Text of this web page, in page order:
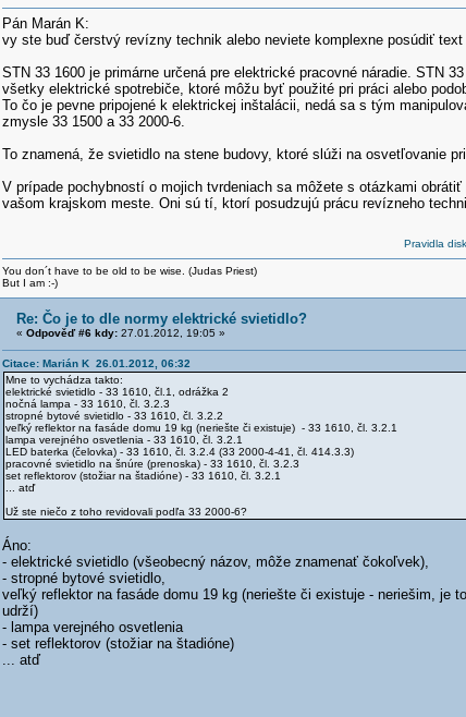
Pán Marán K:
vy ste buď čerstvý revízny technik alebo neviete komplexne posúdiť text
STN 33 1600 je primárne určená pre elektrické pracovné náradie. STN
všetky elektrické spotrebiče, ktoré môžu byť použité pri práci alebo
To čo je pevne pripojené k elektrickej inštalácii, nedá sa s tým
zmysle 33 1500 a 33 2000-6.
To znamená, že svietidlo na stene budovy, ktoré slúži na osvetľovanie
V prípade pochybností o mojich tvrdeniach sa môžete s otázkami
vašom krajskom meste. Oni sú tí, ktorí posudzujú prácu revízneho
Pravidla
You don´t have to be old to be wise. (Judas Priest)
But I am :-)
Re: Čo je to dle normy elektrické svietidlo?
« Odpověď #6 kdy:27.01.2012, 19:05 »
Citace: Marián K 26.01.2012, 06:32
Mne to vychádza takto:
elektrické svietidlo - 33 1610, čl.1, odrážka 2
nočná lampa - 33 1610, čl. 3.2.3
stropné bytové svietidlo - 33 1610, čl. 3.2.2
veľký reflektor na fasáde domu 19 kg (neriešte či existuje) - 33 1610, čl. 3.2.1
lampa verejného osvetlenia - 33 1610, čl. 3.2.1
LED baterka (čelovka) - 33 1610, čl. 3.2.4 (33 2000-4-41, čl. 414.3.3)
pracovné svietidlo na šnúre (prenoska) - 33 1610, čl. 3.2.3
set reflektorov (stožiar na štadióne) - 33 1610, čl. 3.2.1
... atď
Už ste niečo z toho revidovali podľa 33 2000-6?
Áno:
- elektrické svietidlo (všeobecný názov, môže znamenať čokoľvek),
- stropné bytové svietidlo,
veľký reflektor na fasáde domu 19 kg (neriešte či existuje - neriešim, je
udrží)
- lampa verejného osvetlenia
- set reflektorov (stožiar na štadióne)
... atď